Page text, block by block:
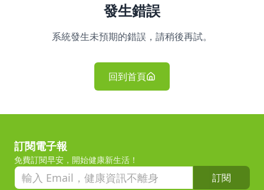
發生錯誤
系統發生未預期的錯誤，請稍後再試。
回到首頁
訂閱電子報
免費訂閱早安，開始健康新生活！
訂閱